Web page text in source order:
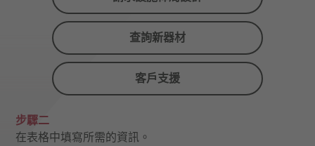
查詢新器材
客戶支援
步驟二
在表格中填寫所需的資訊。